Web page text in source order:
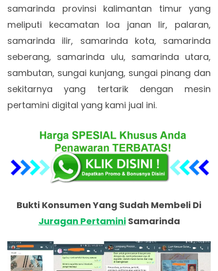
samarinda provinsi kalimantan timur yang
meliputi kecamatan loa janan lir, palaran,
samarinda ilir, samarinda kota, samarinda
seberang, samarinda ulu, samarinda utara,
sambutan, sungai kunjang, sungai pinang dan
sekitarnya yang tertarik dengan mesin
pertamini digital yang kami jual ini.
Bukti Konsumen Yang Sudah Membeli Di
Juragan PertaminiSamarinda